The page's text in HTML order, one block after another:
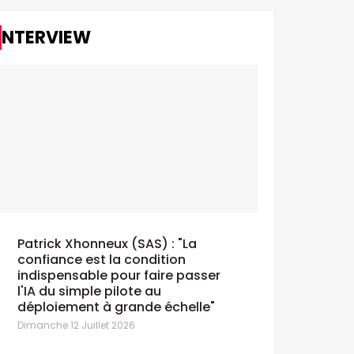
INTERVIEW
Patrick Xhonneux (SAS) : "La
confiance est la condition
indispensable pour faire passer
l'IA du simple pilote au
déploiement à grande échelle"
Dimanche 12 Juillet 2026